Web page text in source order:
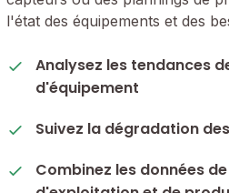
l'état des équipements et des
Analysez les tendances
d'équipement
Suivez la dégradation
Combinez les données